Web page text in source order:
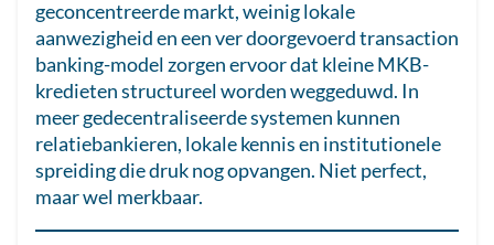
geconcentreerde markt, weinig lokale
aanwezigheid en een ver doorgevoerd transaction
banking-model zorgen ervoor dat kleine MKB-
kredieten structureel worden weggeduwd. In
meer gedecentraliseerde systemen kunnen
relatiebankieren, lokale kennis en institutionele
spreiding die druk nog opvangen. Niet perfect,
maar wel merkbaar.